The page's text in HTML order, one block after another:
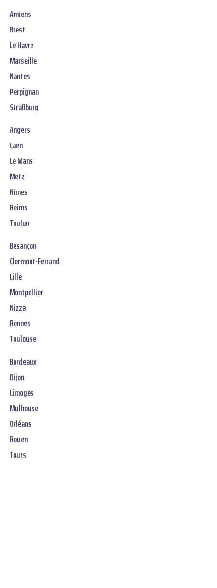
Amiens
Brest
Le Havre
Marseille
Nantes
Perpignan
Straßburg
Angers
Caen
Le Mans
Metz
Nîmes
Reims
Toulon
Besançon
Clermont-Ferrand
Lille
Montpellier
Nizza
Rennes
Toulouse
Bordeaux
Dijon
Limoges
Mulhouse
Orléans
Rouen
Tours